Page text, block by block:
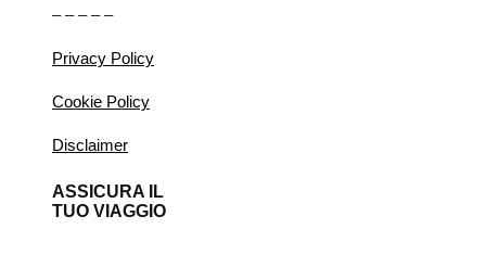
– – – – –
Privacy Policy
Cookie Policy
Disclaimer
ASSICURA IL
TUO VIAGGIO